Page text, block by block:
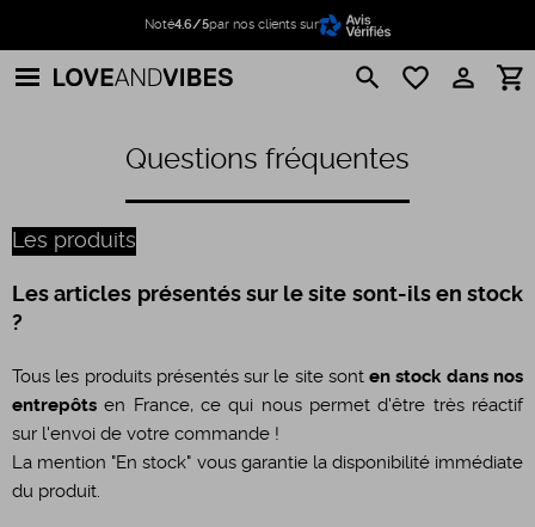
Noté4.6/5par nos clients sur
search favorite_border perm_identity shopping_cart
Questions fréquentes
Les produits
Les articles présentés sur le site sont-ils en stock
?
Tous les produits présentés sur le site sonten stock dans nos
entrepôts en France, ce qui nous permet d'être très réactif
sur l'envoi de votre commande !
La mention "En stock" vous garantie la disponibilité immédiate
du produit.